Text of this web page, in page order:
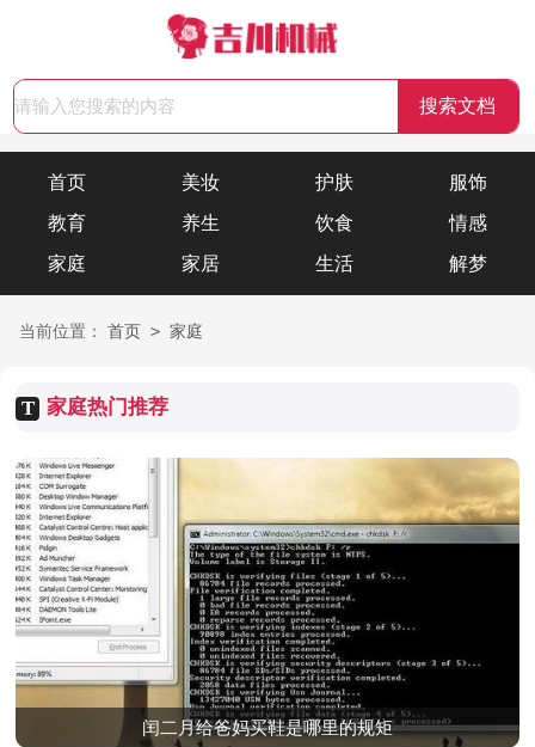
首页 美妆 护肤
服饰
教育
养生 饮食
情感
家庭
家居 生活 解梦
当前位置： 首页 > 家庭
T 家庭热门推荐
闰二月给爸妈买鞋是哪里的规矩